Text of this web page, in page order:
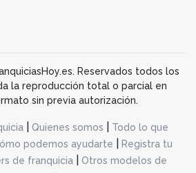
Reservados todos los
la reproducción total o parcial en
sin previa autorización.
Quienes somos
Todo lo que
podemos ayudarte
Registra tu
de franquicia|
Otros modelos de